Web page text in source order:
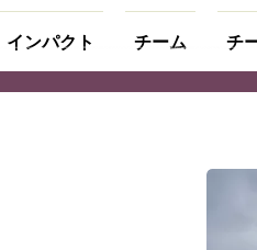
インパクト チーム チ